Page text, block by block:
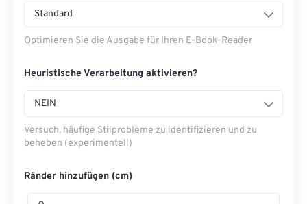
Standard
Optimieren Sie die Ausgabe für Ihren E-Book-Reader
Heuristische Verarbeitung aktivieren?
NEIN
Versuch, häufige Stilprobleme zu identifizieren und zu
beheben (experimentell)
Ränder hinzufügen (cm)